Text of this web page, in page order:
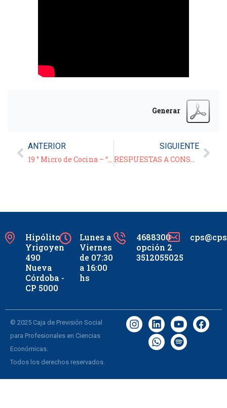
Generar
ANTERIOR
19 ° Micro de Cocina – “Sopa crema de arvejas” –
SIGUIENTE
RESPUESTAS A CONSULTAS – 4 º Charla de Jardinería – 30/06/21
Hipólito
Yrigoyen
490
Nueva
Córdoba -
CP 5000
Lunes a
Viernes
de 07:30
a 16:00
hs
4688300
opción 2
3512055025
© 2025 Caja de Previsión Social
para Profesionales en Ciencias
Económicas.
Todos los derechos reservados.